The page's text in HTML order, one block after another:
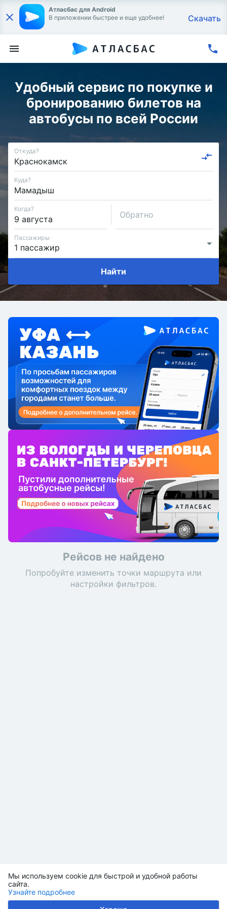
Мы используем cookie для быстрой и удобной работы
сайта.
Узнайте подробнее
Атласбас для Android
В приложении быстрее и еще удобнее!
Скачать
Удобный сервис по покупке и
бронированию билетов на
автобусы по всей России
Откуда?
Куда?
Когда?
Обратно
Пассажиры
Найти
Рейсов не найдено
Попробуйте изменить точки маршрута или
настройки фильтров.